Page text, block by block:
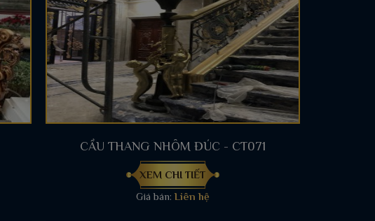
CẦU THANG NHÔM ĐÚC - CT071
XEM CHI TIẾT
Giá bán: Liên hệ